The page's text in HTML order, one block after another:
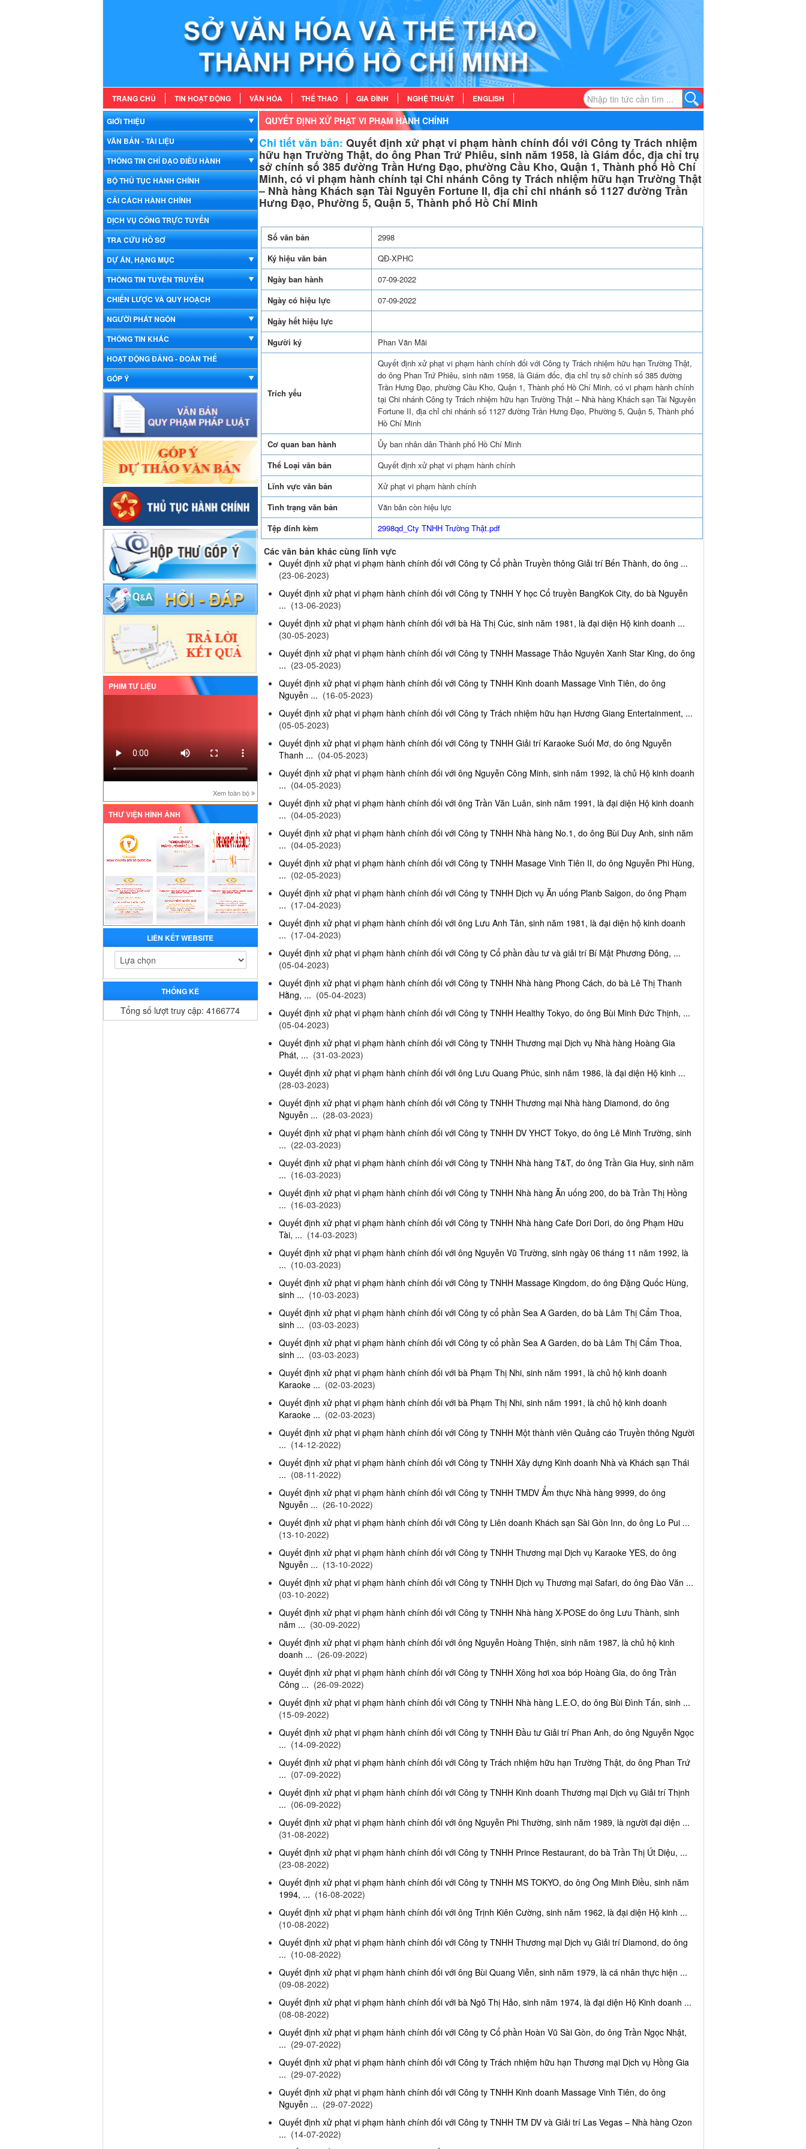
TRANG CHỦ TIN HOẠT ĐỘNG VĂN HÓA THỂ THAO GIA ĐÌNH NGHỆ THUẬT ENGLISH
GIỚI THIỆU
VĂN BẢN - TÀI LIỆU
THÔNG TIN CHỈ ĐẠO ĐIỀU HÀNH
BỘ THỦ TỤC HÀNH CHÍNH
CẢI CÁCH HÀNH CHÍNH
DỊCH VỤ CÔNG TRỰC TUYẾN
TRA CỨU HỒ SƠ
DỰ ÁN, HẠNG MỤC
THÔNG TIN TUYÊN TRUYỀN
CHIẾN LƯỢC VÀ QUY HOẠCH
NGƯỜI PHÁT NGÔN
THÔNG TIN KHÁC
HOẠT ĐỘNG ĐẢNG - ĐOÀN THỂ
GÓP Ý
PHIM TƯ LIỆU
Xem toàn bộ
THƯ VIỆN HÌNH ẢNH
LIÊN KẾT WEBSITE
THỐNG KÊ
Tổng số lượt truy cập: 4166774
QUYẾT ĐỊNH XỬ PHẠT VI PHẠM HÀNH CHÍNH
Chi tiết văn bản: Quyết định xử phạt vi phạm hành chính đối với Công ty Trách nhiệm
hữu hạn Trường Thật, do ông Phan Trứ Phiêu, sinh năm 1958, là Giám đốc, địa chỉ trụ
sở chính số 385 đường Trần Hưng Đạo, phường Cầu Kho, Quận 1, Thành phố Hồ Chí
Minh, có vi phạm hành chính tại Chi nhánh Công ty Trách nhiệm hữu hạn Trường Thật
– Nhà hàng Khách sạn Tài Nguyên Fortune II, địa chỉ chi nhánh số 1127 đường Trần
Hưng Đạo, Phường 5, Quận 5, Thành phố Hồ Chí Minh
Số văn bản
2998
Ký hiệu văn bản
QĐ-XPHC
Ngày ban hành
07-09-2022
Ngày có hiệu lực
07-09-2022
Ngày hết hiệu lực
Người ký
Phan Văn Mãi
Trích yếu
Quyết định xử phạt vi phạm hành chính đối với Công ty Trách nhiệm hữu hạn Trường Thật,
do ông Phan Trứ Phiêu, sinh năm 1958, là Giám đốc, địa chỉ trụ sở chính số 385 đường
Trần Hưng Đạo, phường Cầu Kho, Quận 1, Thành phố Hồ Chí Minh, có vi phạm hành chính
tại Chi nhánh Công ty Trách nhiệm hữu hạn Trường Thật – Nhà hàng Khách sạn Tài Nguyên
Fortune II, địa chỉ chi nhánh số 1127 đường Trần Hưng Đạo, Phường 5, Quận 5, Thành phố
Hồ Chí Minh
Cơ quan ban hành
Ủy ban nhân dân Thành phố Hồ Chí Minh
Thể Loại văn bản
Quyết định xử phạt vi phạm hành chính
Lĩnh vực văn bản
Xử phạt vi phạm hành chính
Tình trạng văn bản
Văn bản còn hiệu lực
Tệp đính kèm
2998qd_Cty TNHH Trường Thật.pdf
Các văn bản khác cùng lĩnh vực
Quyết định xử phạt vi phạm hành chính đối với Công ty Cổ phần Truyền thông Giải trí Bến Thành, do ông ...
(23-06-2023)
Quyết định xử phạt vi phạm hành chính đối với Công ty TNHH Y học Cổ truyền BangKok City, do bà Nguyễn
... (13-06-2023)
Quyết định xử phạt vi phạm hành chính đối với bà Hà Thị Cúc, sinh năm 1981, là đại diện Hộ kinh doanh ...
(30-05-2023)
Quyết định xử phạt vi phạm hành chính đối với Công ty TNHH Massage Thảo Nguyên Xanh Star King, do ông
... (23-05-2023)
Quyết định xử phạt vi phạm hành chính đối với Công ty TNHH Kinh doanh Massage Vinh Tiên, do ông
Nguyễn ... (16-05-2023)
Quyết định xử phạt vi phạm hành chính đối với Công ty Trách nhiệm hữu hạn Hương Giang Entertainment, ...
(05-05-2023)
Quyết định xử phạt vi phạm hành chính đối với Công ty TNHH Giải trí Karaoke Suối Mơ, do ông Nguyễn
Thanh ... (04-05-2023)
Quyết định xử phạt vi phạm hành chính đối với ông Nguyễn Công Minh, sinh năm 1992, là chủ Hộ kinh doanh
... (04-05-2023)
Quyết định xử phạt vi phạm hành chính đối với ông Trần Văn Luân, sinh năm 1991, là đại diện Hộ kinh doanh
... (04-05-2023)
Quyết định xử phạt vi phạm hành chính đối với Công ty TNHH Nhà hàng No.1, do ông Bùi Duy Anh, sinh năm
... (04-05-2023)
Quyết định xử phạt vi phạm hành chính đối với Công ty TNHH Masage Vinh Tiên II, do ông Nguyễn Phi Hùng,
... (02-05-2023)
Quyết định xử phạt vi phạm hành chính đối với Công ty TNHH Dịch vụ Ăn uống Planb Saigon, do ông Phạm
... (17-04-2023)
Quyết định xử phạt vi phạm hành chính đối với ông Lưu Anh Tân, sinh năm 1981, là đại diện hộ kinh doanh
... (17-04-2023)
Quyết định xử phạt vi phạm hành chính đối với Công ty Cổ phần đầu tư và giải trí Bí Mật Phương Đông, ...
(05-04-2023)
Quyết định xử phạt vi phạm hành chính đối với Công ty TNHH Nhà hàng Phong Cách, do bà Lê Thị Thanh
Hằng, ... (05-04-2023)
Quyết định xử phạt vi phạm hành chính đối với Công ty TNHH Healthy Tokyo, do ông Bùi Minh Đức Thịnh, ...
(05-04-2023)
Quyết định xử phạt vi phạm hành chính đối với Công ty TNHH Thương mại Dịch vụ Nhà hàng Hoàng Gia
Phát, ... (31-03-2023)
Quyết định xử phạt vi phạm hành chính đối với ông Lưu Quang Phúc, sinh năm 1986, là đại diện Hộ kinh ...
(28-03-2023)
Quyết định xử phạt vi phạm hành chính đối với Công ty TNHH Thương mại Nhà hàng Diamond, do ông
Nguyễn ... (28-03-2023)
Quyết định xử phạt vi phạm hành chính đối với Công ty TNHH DV YHCT Tokyo, do ông Lê Minh Trường, sinh
... (22-03-2023)
Quyết định xử phạt vi phạm hành chính đối với Công ty TNHH Nhà hàng T&T, do ông Trần Gia Huy, sinh năm
... (16-03-2023)
Quyết định xử phạt vi phạm hành chính đối với Công ty TNHH Nhà hàng Ăn uống 200, do bà Trần Thị Hồng
... (16-03-2023)
Quyết định xử phạt vi phạm hành chính đối với Công ty TNHH Nhà hàng Cafe Dori Dori, do ông Phạm Hữu
Tài, ... (14-03-2023)
Quyết định xử phạt vi phạm hành chính đối với ông Nguyễn Vũ Trường, sinh ngày 06 tháng 11 năm 1992, là
... (10-03-2023)
Quyết định xử phạt vi phạm hành chính đối với Công ty TNHH Massage Kingdom, do ông Đặng Quốc Hùng,
sinh ... (10-03-2023)
Quyết định xử phạt vi phạm hành chính đối với Công ty cổ phần Sea A Garden, do bà Lâm Thị Cẩm Thoa,
sinh ... (03-03-2023)
Quyết định xử phạt vi phạm hành chính đối với Công ty cổ phần Sea A Garden, do bà Lâm Thị Cẩm Thoa,
sinh ... (03-03-2023)
Quyết định xử phạt vi phạm hành chính đối với bà Phạm Thị Nhi, sinh năm 1991, là chủ hộ kinh doanh
Karaoke ... (02-03-2023)
Quyết định xử phạt vi phạm hành chính đối với bà Phạm Thị Nhi, sinh năm 1991, là chủ hộ kinh doanh
Karaoke ... (02-03-2023)
Quyết định xử phạt vi phạm hành chính đối với Công ty TNHH Một thành viên Quảng cáo Truyền thông Người
... (14-12-2022)
Quyết định xử phạt vi phạm hành chính đối với Công ty TNHH Xây dựng Kinh doanh Nhà và Khách sạn Thái
... (08-11-2022)
Quyết định xử phạt vi phạm hành chính đối với Công ty TNHH TMDV Ẩm thực Nhà hàng 9999, do ông
Nguyễn ... (26-10-2022)
Quyết định xử phạt vi phạm hành chính đối với Công ty Liên doanh Khách sạn Sài Gòn Inn, do ông Lo Pui ...
(13-10-2022)
Quyết định xử phạt vi phạm hành chính đối với Công ty TNHH Thương mại Dịch vụ Karaoke YES, do ông
Nguyễn ... (13-10-2022)
Quyết định xử phạt vi phạm hành chính đối với Công ty TNHH Dịch vụ Thương mại Safari, do ông Đào Văn ...
(03-10-2022)
Quyết định xử phạt vi phạm hành chính đối với Công ty TNHH Nhà hàng X-POSE do ông Lưu Thành, sinh
năm ... (30-09-2022)
Quyết định xử phạt vi phạm hành chính đối với ông Nguyễn Hoàng Thiện, sinh năm 1987, là chủ hộ kinh
doanh ... (26-09-2022)
Quyết định xử phạt vi phạm hành chính đối với Công ty TNHH Xông hơi xoa bóp Hoàng Gia, do ông Trần
Công ... (26-09-2022)
Quyết định xử phạt vi phạm hành chính đối với Công ty TNHH Nhà hàng L.E.O, do ông Bùi Đình Tấn, sinh ...
(15-09-2022)
Quyết định xử phạt vi phạm hành chính đối với Công ty TNHH Đầu tư Giải trí Phan Anh, do ông Nguyễn Ngọc
... (14-09-2022)
Quyết định xử phạt vi phạm hành chính đối với Công ty Trách nhiệm hữu hạn Trường Thật, do ông Phan Trứ
... (07-09-2022)
Quyết định xử phạt vi phạm hành chính đối với Công ty TNHH Kinh doanh Thương mại Dịch vụ Giải trí Thịnh
... (06-09-2022)
Quyết định xử phạt vi phạm hành chính đối với ông Nguyễn Phi Thường, sinh năm 1989, là người đại diện ...
(31-08-2022)
Quyết định xử phạt vi phạm hành chính đối với Công ty TNHH Prince Restaurant, do bà Trần Thị Út Diệu, ...
(23-08-2022)
Quyết định xử phạt vi phạm hành chính đối với Công ty TNHH MS TOKYO, do ông Ông Minh Điều, sinh năm
1994, ... (16-08-2022)
Quyết định xử phạt vi phạm hành chính đối với ông Trịnh Kiên Cường, sinh năm 1962, là đại diện Hộ kinh ...
(10-08-2022)
Quyết định xử phạt vi phạm hành chính đối với Công ty TNHH Thương mại Dịch vụ Giải trí Diamond, do ông
... (10-08-2022)
Quyết định xử phạt vi phạm hành chính đối với ông Bùi Quang Viễn, sinh năm 1979, là cá nhân thực hiện ...
(09-08-2022)
Quyết định xử phạt vi phạm hành chính đối với bà Ngô Thị Hảo, sinh năm 1974, là đại diện Hộ Kinh doanh ...
(08-08-2022)
Quyết định xử phạt vi phạm hành chính đối với Công ty Cổ phần Hoàn Vũ Sài Gòn, do ông Trần Ngọc Nhật,
... (29-07-2022)
Quyết định xử phạt vi phạm hành chính đối với Công ty Trách nhiệm hữu hạn Thương mại Dịch vụ Hồng Gia
... (29-07-2022)
Quyết định xử phạt vi phạm hành chính đối với Công ty TNHH Kinh doanh Massage Vinh Tiên, do ông
Nguyễn ... (29-07-2022)
Quyết định xử phạt vi phạm hành chính đối với Công ty TNHH TM DV và Giải trí Las Vegas – Nhà hàng Ozon
... (14-07-2022)